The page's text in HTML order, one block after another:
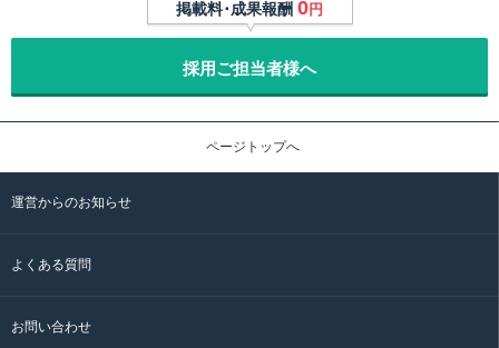
掲載料･成果報酬 0円
採用ご担当者様へ
ページトップへ
運営からのお知らせ
よくある質問
お問い合わせ